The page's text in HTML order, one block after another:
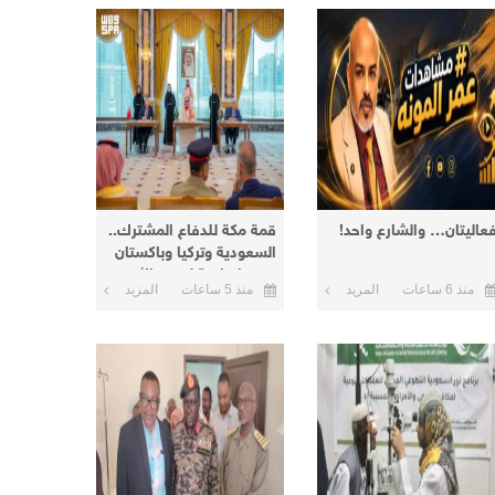
والشارع واحد!
منذ 6 ساعات المزيد
قمة مكة للدفاع المشترك..
السعودية وتركيا وباكستان
توقع اتفاقية لتعزيز الأمن
والردع
منذ 5 ساعات المزيد